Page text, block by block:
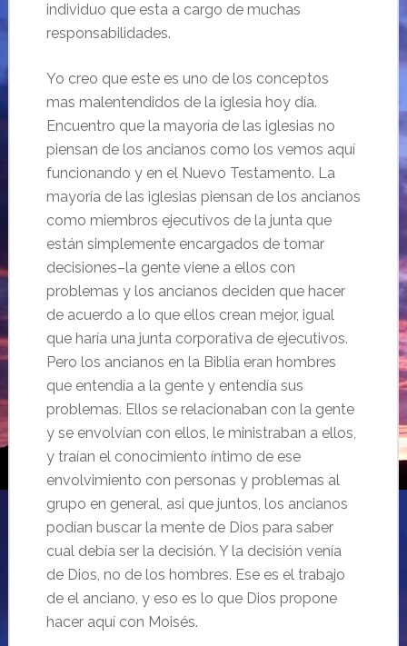
individuo que esta a cargo de muchas
responsabilidades.
Yo creo que este es uno de los conceptos
mas malentendidos de la iglesia hoy día.
Encuentro que la mayoría de las iglesias no
piensan de los ancianos como los vemos aquí
funcionando y en el Nuevo Testamento. La
mayoría de las iglesias piensan de los ancianos
como miembros ejecutivos de la junta que
están simplemente encargados de tomar
decisiones–la gente viene a ellos con
problemas y los ancianos deciden que hacer
de acuerdo a lo que ellos crean mejor, igual
que haría una junta corporativa de ejecutivos.
Pero los ancianos en la Biblia eran hombres
que entendía a la gente y entendía sus
problemas. Ellos se relacionaban con la gente
y se envolvían con ellos, le ministraban a ellos,
y traían el conocimiento íntimo de ese
envolvimiento con personas y problemas al
grupo en general, asi que juntos, los ancianos
podían buscar la mente de Dios para saber
cual debía ser la decisión. Y la decisión venía
de Dios, no de los hombres. Ese es el trabajo
de el anciano, y eso es lo que Dios propone
hacer aquí con Moisés.